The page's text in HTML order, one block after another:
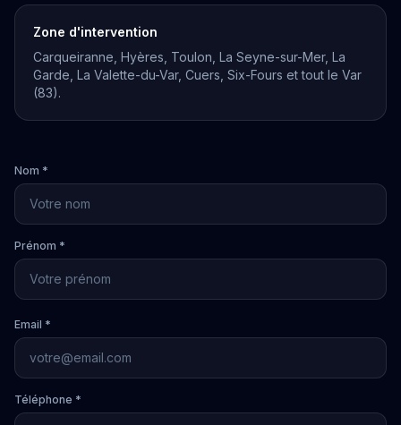
Zone d'intervention
Carqueiranne, Hyères, Toulon, La Seyne-sur-Mer, La
Garde, La Valette-du-Var, Cuers, Six-Fours et tout le Var
(83).
Nom *
Prénom *
Email *
Téléphone *